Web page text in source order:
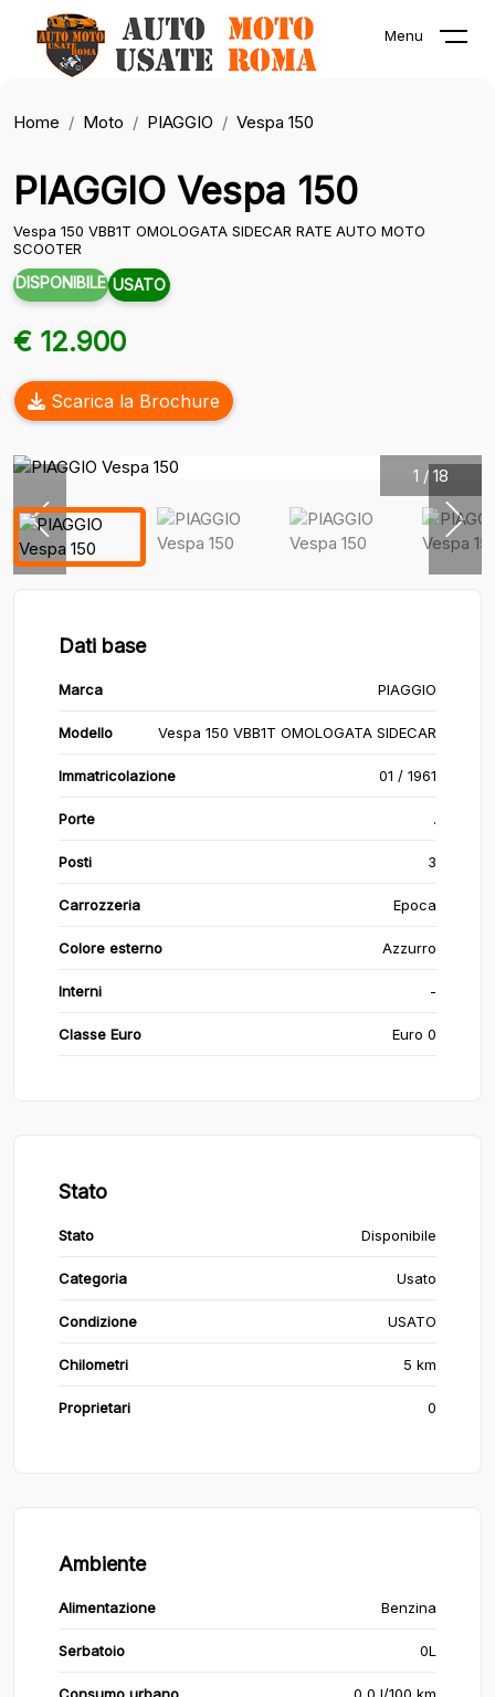
Menu
Home Moto PIAGGIO Vespa 150
PIAGGIO Vespa 150
Vespa 150 VBB1T OMOLOGATA SIDECAR RATE AUTO MOTO
SCOOTER
DISPONIBILE USATO
€ 12.900
Scarica la Brochure
1 / 18
Dati base
Marca PIAGGIO
Modello Vespa 150 VBB1T OMOLOGATA SIDECAR
Immatricolazione 01 / 1961
Porte .
Posti 3
Carrozzeria Epoca
Colore esterno Azzurro
Interni -
Classe Euro Euro 0
Stato
Stato Disponibile
Categoria Usato
Condizione USATO
Chilometri 5 km
Proprietari 0
Ambiente
Alimentazione Benzina
Serbatoio 0L